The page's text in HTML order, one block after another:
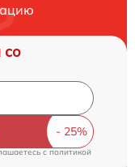
со
cполитикой